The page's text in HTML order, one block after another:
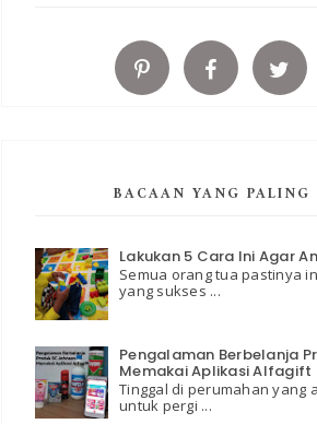
BACAAN YANG PALING
Lakukan 5 Cara Ini Agar
Semua orang tua pastinya
yang sukses ...
Pengalaman Berbelanja
Memakai Aplikasi Alfagift
Tinggal di perumahan yang
untuk pergi ...